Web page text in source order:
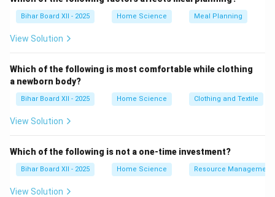
प्रभावित कर सकती हैं। दही और मिठाई में मिलावट के कई साधन होते
हैं, जिनमें विशेष रूप से आर्टिफिशियल मिठास बढ़ाने के लिए रसायनों का
उपयोग किया जाता है।
मिलावट होती है, तो उसकी शुद्धता और घनत्व में परिवर्तन होता है, जो
आसानी से पहचानने योग्य होता है। इसके अलावा, घी को ठंडा करने पर
इसकी प्राकृतिक कठोरता और सख्त रूप से मिलावट की पहचान की
जा सकती है। इसलिए, घी में मिलावट अन्य दूध उत्पादों की तुलना में
Download Solution in PDF
Bihar Board XII - 2025 Home Science Meal Planning
View Solution
Which of the following is most comfortable while clothing
a newborn body?
Bihar Board XII - 2025 Home Science Clothing and Textile
View Solution
Which of the following is not a one-time investment?
Bihar Board XII - 2025 Home Science Resource Management
View Solution